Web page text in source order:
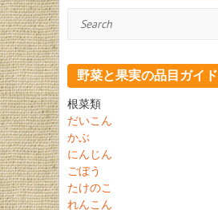
野菜と果実の品目ガイド
根菜類
だいこん
かぶ
にんじん
ごぼう
たけのこ
れんこん